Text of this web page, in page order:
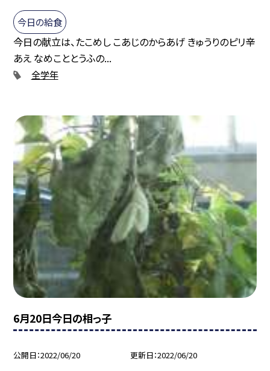
今日の給食
今日の献立は、たこめし こあじのからあげ きゅうりのピリ辛
あえ なめこととうふの...
全学年
6月20日今日の相っ子
公開日 2022/06/20 更新日 2022/06/20